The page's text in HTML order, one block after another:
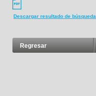
Descargar resultado de búsqueda
Regresar